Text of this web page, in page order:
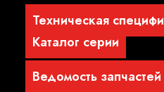
Техническая
Каталог серии
Ведомость запчастей